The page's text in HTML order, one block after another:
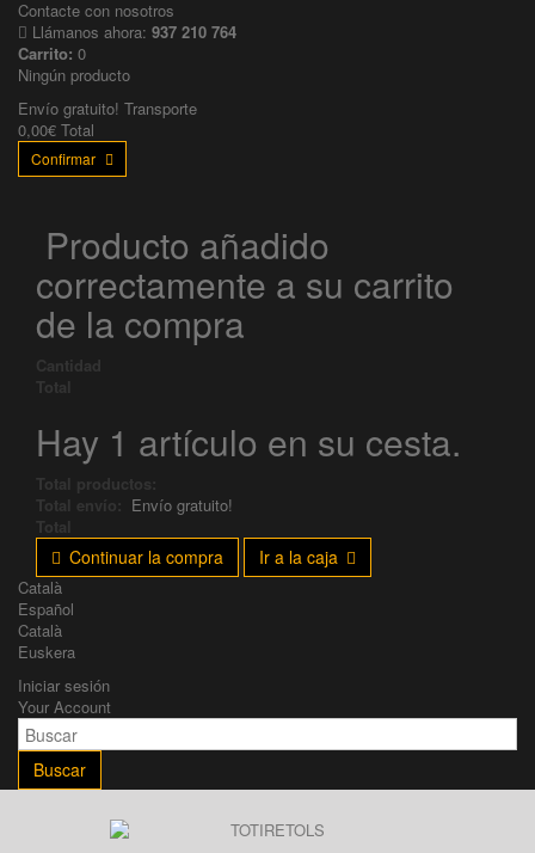
Contacte con nosotros
Llámanos ahora: 937 210 764
Carrito: 0
Ningún producto
Envío gratuito! Transporte
0,00€ Total
Confirmar
Producto añadido
correctamente a su carrito
de la compra
Cantidad
Total
Hay 1 artículo en su cesta.
Total productos:
Total envío: Envío gratuito!
Total
Continuar la compra Ir a la caja
Català
Español
Català
Euskera
Iniciar sesión
Your Account
Buscar